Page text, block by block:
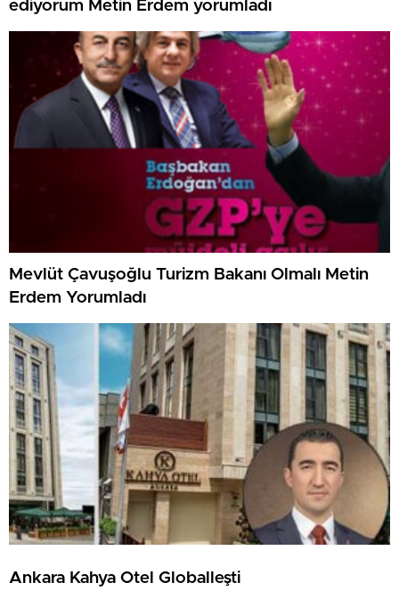
ediyorum Metin Erdem yorumladı
Mevlüt Çavuşoğlu Turizm Bakanı Olmalı Metin
Erdem Yorumladı
Ankara Kahya Otel Globalleşti